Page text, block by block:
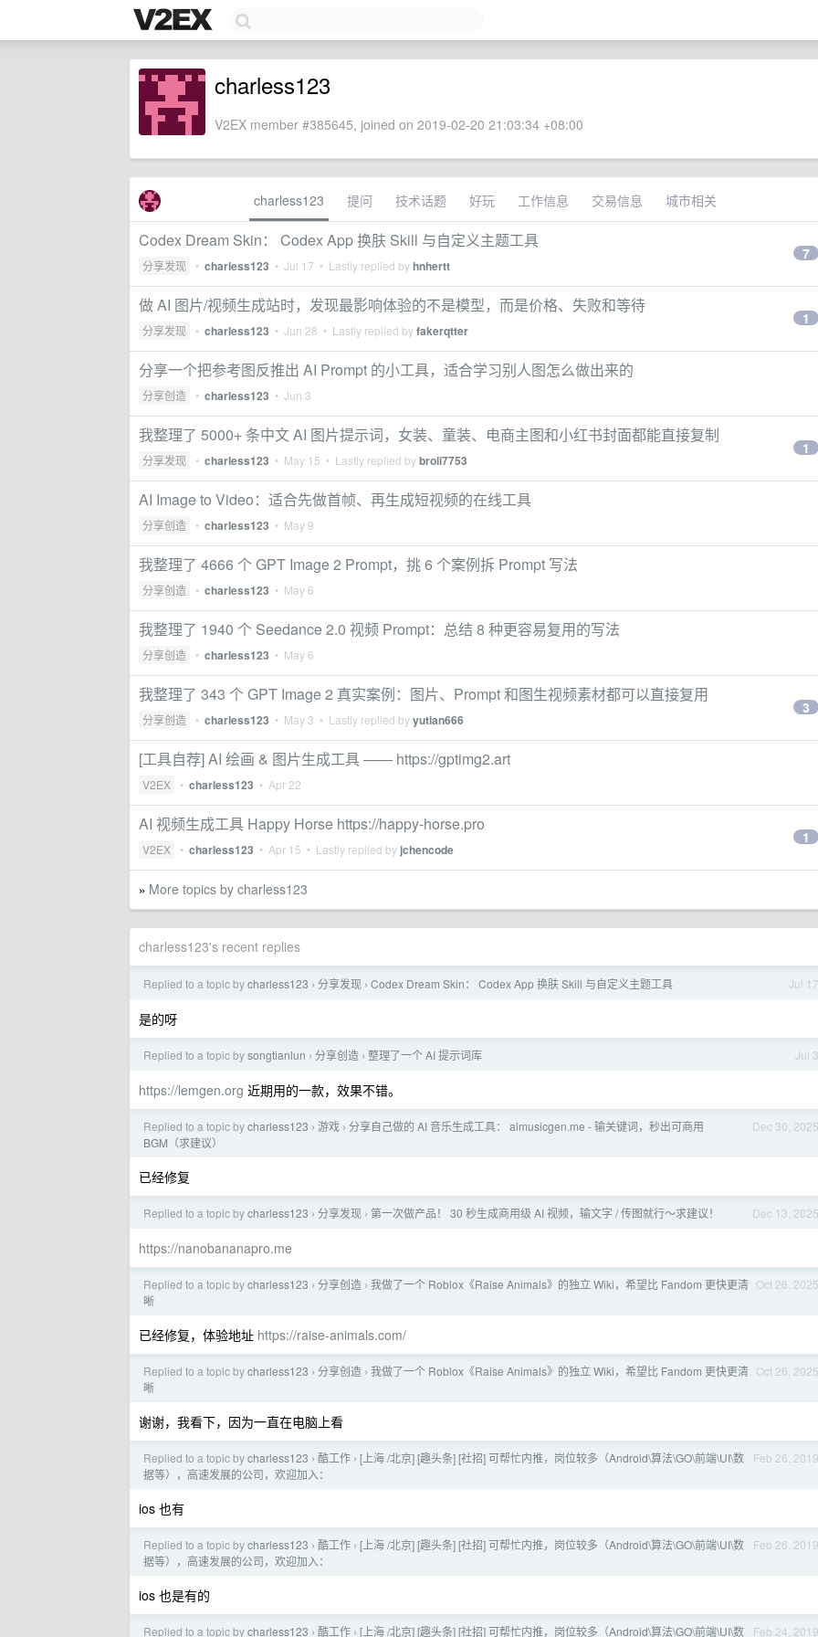
charless123
V2EX member #385645, joined on 2019-02-20 21:03:34 +08:00
charless123 提问 技术话题 好玩 工作信息 交易信息 城市相关
Codex Dream Skin： Codex App 换肤 Skill 与自定义主题工具
分享发现 • charless123 • Jul 17 • Lastly replied byhnhertt
7
做 AI 图片/视频生成站时，发现最影响体验的不是模型，而是价格、失败和等待
分享发现 • charless123 • Jun 28 • Lastly replied byfakerqtter
1
分享一个把参考图反推出 AI Prompt 的小工具，适合学习别人图怎么做出来的
分享创造 • charless123 • Jun 3
我整理了 5000+ 条中文 AI 图片提示词，女装、童装、电商主图和小红书封面都能直接复制
分享发现 • charless123 • May 15 • Lastly replied bybroli7753
1
AI Image to Video：适合先做首帧、再生成短视频的在线工具
分享创造 • charless123 • May 9
我整理了 4666 个 GPT Image 2 Prompt，挑 6 个案例拆 Prompt 写法
分享创造 • charless123 • May 6
我整理了 1940 个 Seedance 2.0 视频 Prompt：总结 8 种更容易复用的写法
分享创造 • charless123 • May 6
我整理了 343 个 GPT Image 2 真实案例：图片、Prompt 和图生视频素材都可以直接复用
分享创造 • charless123 • May 3 • Lastly replied byyutian666
3
[工具自荐] AI 绘画 & 图片生成工具 —— https://gptimg2.art
V2EX • charless123 • Apr 22
AI 视频生成工具 Happy Horse https://happy-horse.pro
V2EX • charless123 • Apr 15 • Lastly replied by jchencode
1
» More topics by charless123
charless123's recent replies
Jul 17
Replied to a topic bycharless123 › 分享发现 › Codex Dream Skin： Codex App 换肤 Skill 与自定义主题工具
是的呀
Jul 3
Replied to a topic bysongtianlun › 分享创造 › 整理了一个 AI 提示词库
https://lemgen.org 近期用的一款，效果不错。
Dec 30, 2025
Replied to a topic bycharless123 › 游戏 › 分享自己做的 AI 音乐生成工具： aimusicgen.me - 输关键词，秒出可商用
BGM（求建议）
已经修复
Dec 13, 2025
Replied to a topic bycharless123 › 分享发现 › 第一次做产品！ 30 秒生成商用级 AI 视频，输文字 / 传图就行～求建议！
https://nanobananapro.me
Oct 26, 2025
Replied to a topic bycharless123 › 分享创造 › 我做了一个 Roblox《Raise Animals》的独立 Wiki，希望比 Fandom 更快更清
晰
已经修复，体验地址 https://raise-animals.com/
Oct 26, 2025
Replied to a topic bycharless123 › 分享创造 › 我做了一个 Roblox《Raise Animals》的独立 Wiki，希望比 Fandom 更快更清
晰
谢谢，我看下，因为一直在电脑上看
Feb 26, 2019
Replied to a topic bycharless123 › 酷工作 › [上海 /北京] [趣头条] [社招] 可帮忙内推，岗位较多（Android\算法\GO\前端\UI\数
据等），高速发展的公司，欢迎加入：
ios 也有
Feb 26, 2019
Replied to a topic bycharless123 › 酷工作 › [上海 /北京] [趣头条] [社招] 可帮忙内推，岗位较多（Android\算法\GO\前端\UI\数
据等），高速发展的公司，欢迎加入：
ios 也是有的
Feb 24, 2019
Replied to a topic bycharless123 › 酷工作 › [上海 /北京] [趣头条] [社招] 可帮忙内推，岗位较多（Android\算法\GO\前端\UI\数